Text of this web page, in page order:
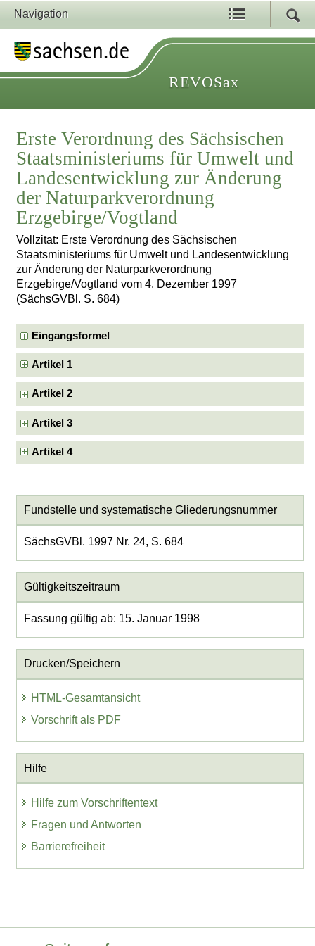
Navigation
REVOSax
Erste Verordnung des Sächsischen
Staatsministeriums für Umwelt und
Landesentwicklung zur Änderung
der Naturparkverordnung
Erzgebirge/Vogtland
Vollzitat: Erste Verordnung des Sächsischen
Staatsministeriums für Umwelt und Landesentwicklung
zur Änderung der Naturparkverordnung
Erzgebirge/Vogtland vom 4. Dezember 1997
(SächsGVBl. S. 684)
Eingangsformel
Artikel 1
Artikel 2
Artikel 3
Artikel 4
Fundstelle und systematische Gliederungsnummer
SächsGVBl. 1997 Nr. 24, S. 684
Gültigkeitszeitraum
Fassung gültig ab: 15. Januar 1998
Drucken/Speichern
HTML-Gesamtansicht
Vorschrift als PDF
Hilfe
Hilfe zum Vorschriftentext
Fragen und Antworten
Barrierefreiheit